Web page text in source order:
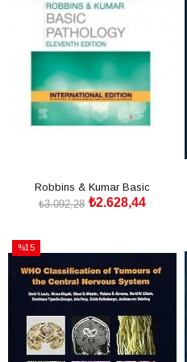
Robbins & Kumar Basic
Pathology. International Edi
₺2.628,44
₺3.092,28
%15
%15İndirim